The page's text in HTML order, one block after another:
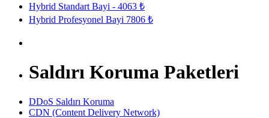
Hybrid Standart Bayi - 4063 ₺
Hybrid Profesyonel Bayi 7806 ₺
Saldırı Koruma Paketleri
DDoS Saldırı Koruma
CDN (Content Delivery Network)